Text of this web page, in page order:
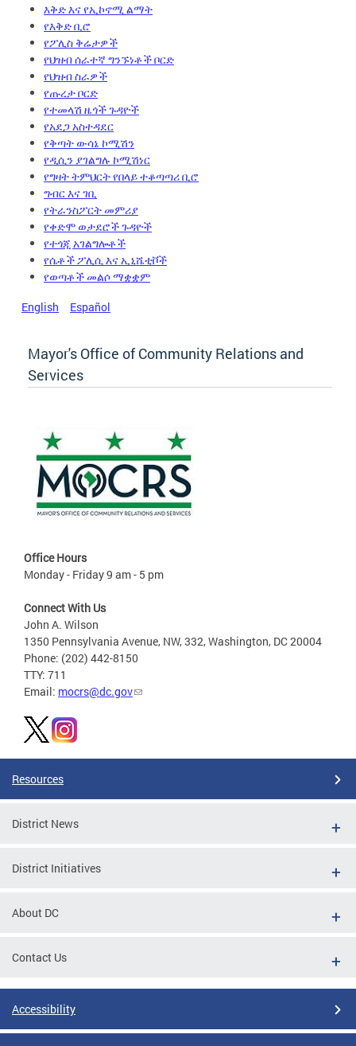
እቅድ እና የኢኮኖሚ ልማት
የእቅድ ቢሮ
የፖሊስ ቅሬታዎች
የህዝብ ሰራተኛ ግንኙነቶች ቦርድ
የህዝብ ስራዎች
የጡረታ ቦርድ
የተመላሽ ዜጎች ጉዳዮች
የአደጋ አስተዳደር
የቅጣት ውሳኔ ኮሚሽን
የዲሲን ያገልግሉ ኮሚሽነር
የግዛት ትምህርት የበላይ ተቆጣጣሪ ቢሮ
ግብር እና ገቢ
የትራንስፖርት መምሪያ
የቀድሞ ወታደሮች ጉዳዮች
የተጎጂ አገልግሎቶች
የሴቶች ፖሊሲ እና ኢኒሼቲቮች
የወጣቶች መልሶ ማቋቋም
English Español
Mayor's Office of Community Relations and
Services
Office Hours
Monday - Friday 9 am - 5 pm
Connect With Us
John A. Wilson
1350 Pennsylvania Avenue, NW, 332, Washington, DC 20004
Phone: (202) 442-8150
TTY: 711
Email: mocrs@dc.gov
Resources
District News
District Initiatives
About DC
Contact Us
Accessibility